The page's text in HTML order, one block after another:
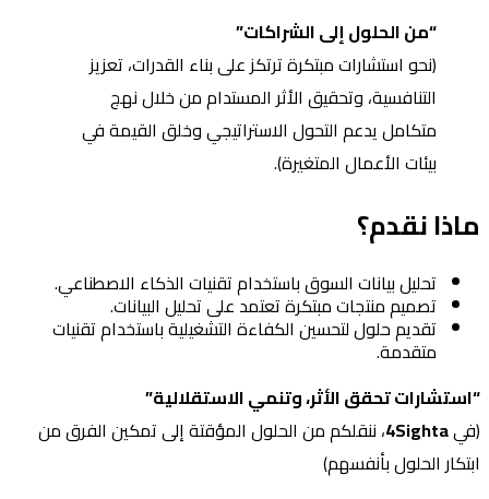
“من الحلول إلى الشراكات”
(نحو استشارات مبتكرة ترتكز على بناء القدرات، تعزيز
التنافسية، وتحقيق الأثر المستدام من خلال نهج
متكامل يدعم التحول الاستراتيجي وخلق القيمة في
بيئات الأعمال المتغيرة).
ماذا نقدم؟
تحليل بيانات السوق باستخدام تقنيات الذكاء الاصطناعي.
تصميم منتجات مبتكرة تعتمد على تحليل البيانات.
تقديم حلول لتحسين الكفاءة التشغيلية باستخدام تقنيات
متقدمة.
“استشارات تحقق الأثر، وتنمي الاستقلالية”
(في4Sighta، ننقلكم من الحلول المؤقتة إلى تمكين الفرق من
ابتكار الحلول بأنفسهم)